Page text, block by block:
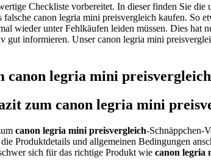
Checkliste vorbereitet. In dieser finden Sie
canon legria mini preisvergleich kaufen. So
wieder unter Fehlkäufen leiden müssen. Dies
gut informieren. Unser canon legria mini
canon legria mini preisvergleich
zum canon legria mini
canon legria mini preisvergleich-Schnäppchen-
Produktdetails und allgemeinen Bedingungen
sich für das richtige Produkt wie canon legria